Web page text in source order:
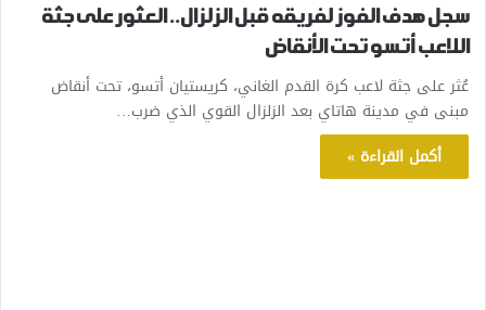
سجل هدف الفوز لفريقه قبل الزلزال.. العثور على جثة
اللاعب أتسو تحت الأنقاض
عُثر على جثة لاعب كرة القدم الغاني، كريستيان أتسو، تحت أنقاض
مبنى في مدينة هاتاي بعد الزلزال القوي الذي ضرب…
أكمل القراءة »